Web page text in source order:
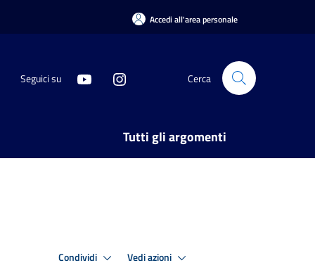
Accedi all'area personale
Seguici su Cerca
Tutti gli argomenti
Condividi Vedi azioni